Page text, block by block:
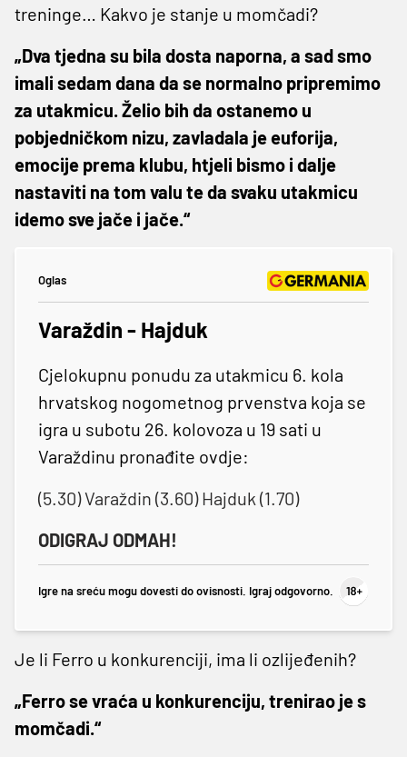
treninge… Kakvo je stanje u momčadi?
„Dva tjedna su bila dosta naporna, a sad smo
imali sedam dana da se normalno pripremimo
za utakmicu. Želio bih da ostanemo u
pobjedničkom nizu, zavladala je euforija,
emocije prema klubu, htjeli bismo i dalje
nastaviti na tom valu te da svaku utakmicu
idemo sve jače i jače.“
Oglas
Varaždin - Hajduk
Cjelokupnu ponudu za utakmicu 6. kola
hrvatskog nogometnog prvenstva koja se
igra u subotu 26. kolovoza u 19 sati u
Varaždinu pronađite ovdje:
(5.30) Varaždin (3.60) Hajduk (1.70)
ODIGRAJ ODMAH!
Igre na sreću mogu dovesti do ovisnosti. Igraj odgovorno.
Je li Ferro u konkurenciji, ima li ozlijeđenih?
„Ferro se vraća u konkurenciju, trenirao je s
momčadi.“